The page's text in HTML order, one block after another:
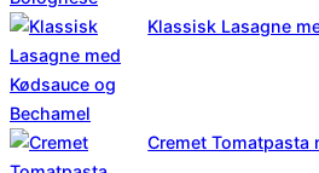
Klassisk Lasagne
Cremet Tomatpasta